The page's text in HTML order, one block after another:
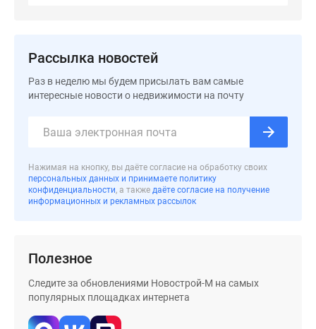
Рассылка новостей
Раз в неделю мы будем присылать вам самые
интересные новости о недвижимости на почту
Нажимая на кнопку, вы даёте согласие на обработку своих
персональных данных и принимаете политику
конфиденциальности, а также даёте согласие на получение
информационных и рекламных рассылок
Полезное
Следите за обновлениями Новострой-М на самых
популярных площадках интернета